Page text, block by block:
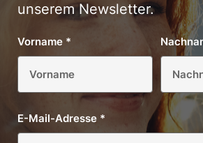
unserem Newsletter.
Vorname *
E-Mail-Adresse *